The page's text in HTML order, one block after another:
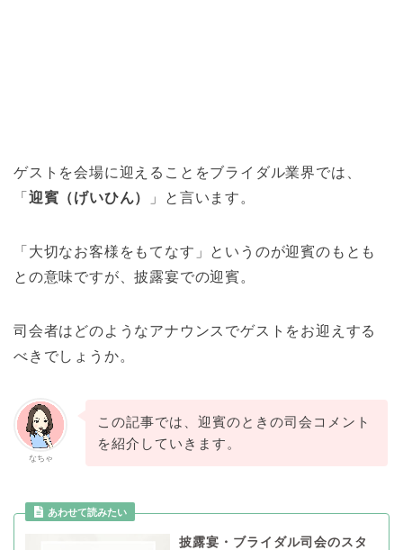
ゲストを会場に迎えることをブライダル業界では、
「 迎賓（げいひん） 」と言います。
「大切なお客様をもてなす」というのが迎賓のもとも
との意味ですが、披露宴での迎賓。
司会者はどのようなアナウンスでゲストをお迎えする
べきでしょうか。
なちゃ
この記事では、迎賓のときの司会コメント
を紹介していきます。
披露宴・ブライダル司会のスタ